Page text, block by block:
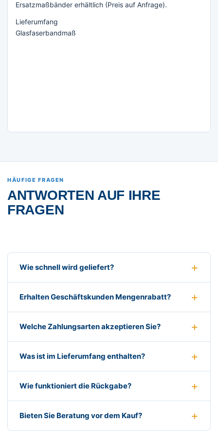
Ersatzmaßbänder erhältlich (Preis auf Anfrage).
Lieferumfang
Glasfaserbandmaß
HÄUFIGE FRAGEN
ANTWORTEN AUF IHRE
FRAGEN
Wie schnell wird geliefert?
Erhalten Geschäftskunden Mengenrabatt?
Welche Zahlungsarten akzeptieren Sie?
Was ist im Lieferumfang enthalten?
Wie funktioniert die Rückgabe?
Bieten Sie Beratung vor dem Kauf?